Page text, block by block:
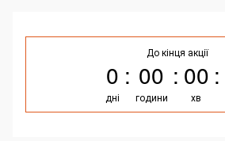
До кінця акції
0
дні
00
години
00
хв